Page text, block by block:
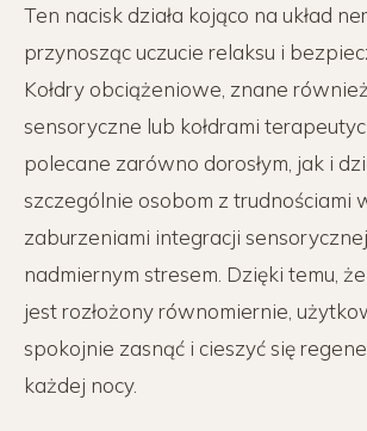
Ten nacisk działa kojąco na układ
przynosząc uczucie relaksu i
Kołdry obciążeniowe, znane
sensoryczne lub kołdrami
polecane zarówno dorosłym, jak i
szczególnie osobom z trudnościami
zaburzeniami integracji
nadmiernym stresem. Dzięki temu,
jest rozłożony równomiernie,
spokojnie zasnąć i cieszyć się
każdej nocy.